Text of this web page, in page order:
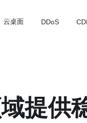
云桌面 DDoS
提供